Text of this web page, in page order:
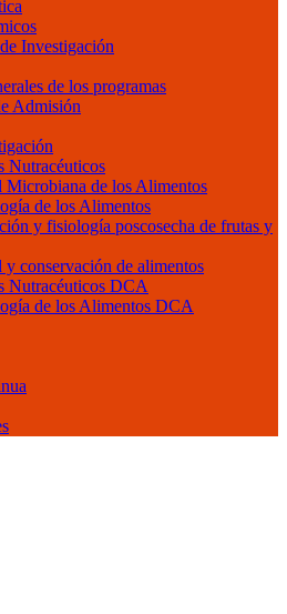
Investigación
de los programas
Admisión
Nutracéuticos
Microbiana de los Alimentos
de los Alimentos
y fisiología poscosecha de frutas y
y conservación de alimentos
Nutracéuticos DCA
de los Alimentos DCA